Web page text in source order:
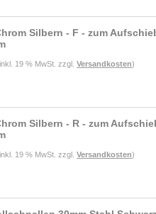
Silbern - F - zum
19 % MwSt. zzgl. Versandkosten)
Silbern - R - zum
19 % MwSt. zzgl. Versandkosten)